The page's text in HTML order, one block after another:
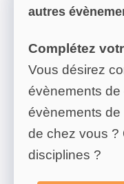
autres
Complétez
Vous désirez
évènements
évènements
de chez vous ?
disciplines ?